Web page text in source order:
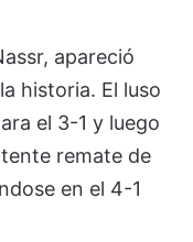
apareció
historia. El luso
el 3-1 y luego
remate de
en el 4-1